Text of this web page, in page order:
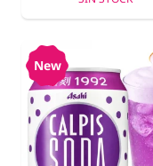
New